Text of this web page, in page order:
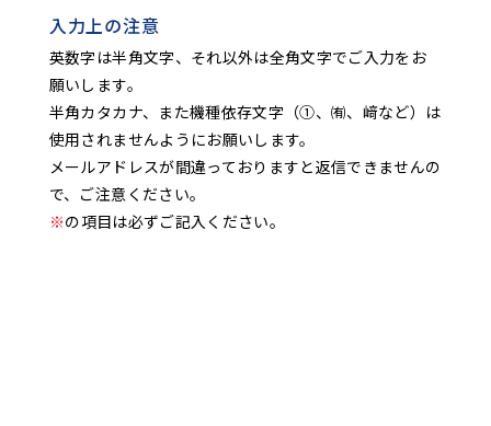
入力上の注意
英数字は半角文字、それ以外は全角文字でご入力をお
願いします。
半角カタカナ、また機種依存文字（①、㈲、﨑など）は
使用されませんようにお願いします。
メールアドレスが間違っておりますと返信できませんの
で、ご注意ください。
※の項目は必ずご記入ください。